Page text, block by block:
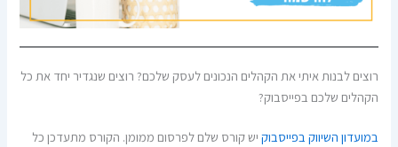
רוצים לבנות איתי את הקהלים הנכונים לעסק שלכם? רוצים שנגדיר יחד את כל
הקהלים שלכם בפייסבוק?
במועדון השיווק בפייסבוק יש קורס שלם לפרסום ממומן. הקורס מתעדכן כל